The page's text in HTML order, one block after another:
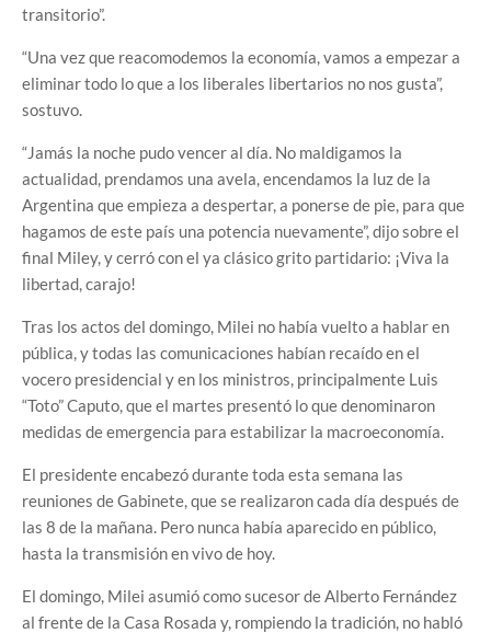
transitorio”.
“Una vez que reacomodemos la economía, vamos a empezar a
eliminar todo lo que a los liberales libertarios no nos gusta”,
sostuvo.
“Jamás la noche pudo vencer al día. No maldigamos la
actualidad, prendamos una avela, encendamos la luz de la
Argentina que empieza a despertar, a ponerse de pie, para que
hagamos de este país una potencia nuevamente”, dijo sobre el
final Miley, y cerró con el ya clásico grito partidario: ¡Viva la
libertad, carajo!
Tras los actos del domingo, Milei no había vuelto a hablar en
pública, y todas las comunicaciones habían recaído en el
vocero presidencial y en los ministros, principalmente Luis
“Toto” Caputo, que el martes presentó lo que denominaron
medidas de emergencia para estabilizar la macroeconomía.
El presidente encabezó durante toda esta semana las
reuniones de Gabinete, que se realizaron cada día después de
las 8 de la mañana. Pero nunca había aparecido en público,
hasta la transmisión en vivo de hoy.
El domingo, Milei asumió como sucesor de Alberto Fernández
al frente de la Casa Rosada y, rompiendo la tradición, no habló